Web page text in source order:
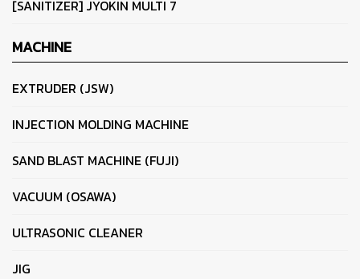
[SANITIZER] JYOKIN MULTI 7
MACHINE
EXTRUDER (JSW)
INJECTION MOLDING MACHINE
SAND BLAST MACHINE (FUJI)
VACUUM (OSAWA)
ULTRASONIC CLEANER
JIG